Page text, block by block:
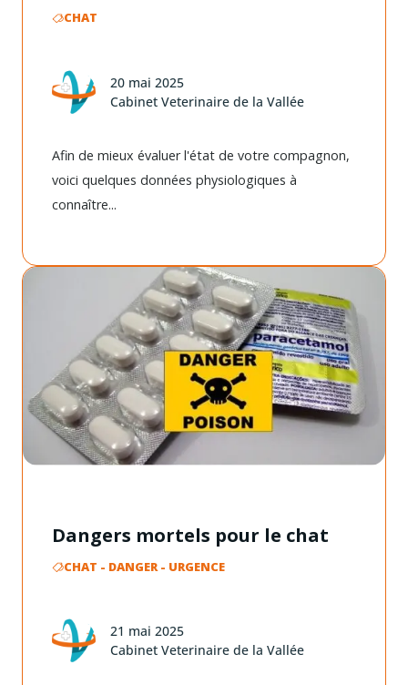
CHAT
20 mai 2025
Cabinet Veterinaire de la Vallée
Afin de mieux évaluer l'état de votre compagnon,
voici quelques données physiologiques à
connaître...
Dangers mortels pour le chat
CHAT - DANGER- URGENCE
21 mai 2025
Cabinet Veterinaire de la Vallée